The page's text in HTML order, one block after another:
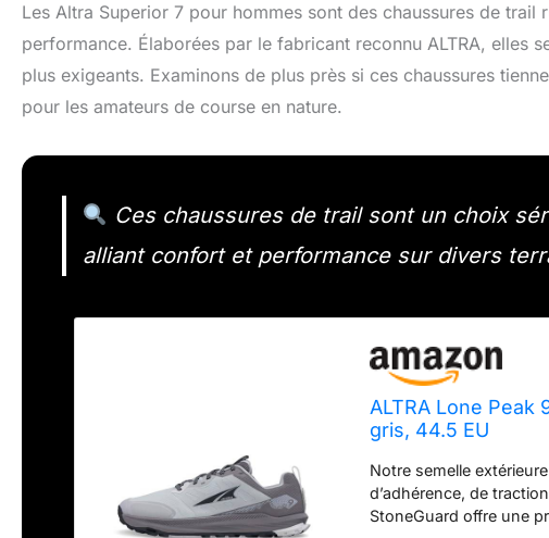
Les Altra Superior 7 pour hommes sont des chaussures de
performance. Élaborées par le fabricant reconnu ALTRA, elles
plus exigeants. Examinons de plus près si ces chaussures
pour les amateurs de course en nature.
Ces chaussures de trail sont un choix
alliant confort et performance sur divers
ALTRA Lone
gris, 44.5 EU
Notre semelle
d’adhérence, de
StoneGuard offre une